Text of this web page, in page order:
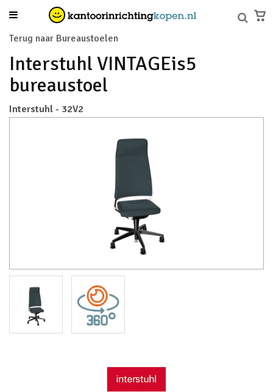
Terug naar Bureaustoelen
Interstuhl VINTAGEis5
bureaustoel
Interstuhl - 32V2